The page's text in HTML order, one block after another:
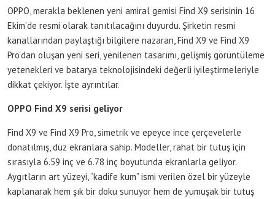
OPPO, merakla beklenen yeni amiral gemisi Find X9 serisinin 16
Ekim’de resmi olarak tanıtılacağını duyurdu. Şirketin resmi
kanallarından paylaştığı bilgilere nazaran, Find X9 ve Find X9
Pro’dan oluşan yeni seri, yenilenen tasarımı, gelişmiş görüntüleme
yetenekleri ve batarya teknolojisindeki değerli iyileştirmeleriyle
dikkat çekiyor. İşte ayrıntılar.
OPPO Find X9 serisi geliyor
Find X9 ve Find X9 Pro, simetrik ve epeyce ince çerçevelerle
donatılmış, düz ekranlara sahip. Modeller, rahat bir tutuş için
sırasıyla 6.59 inç ve 6.78 inç boyutunda ekranlarla geliyor.
Aygıtların art yüzeyi, “kadife kum” ismi verilen özel bir yüzeyle
kaplanarak hem şık bir doku sunuyor hem de yumuşak bir tutuş